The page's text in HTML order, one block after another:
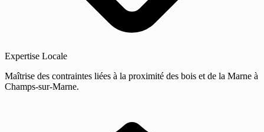
Expertise Locale
Maîtrise des contraintes liées à la proximité des bois et de la Marne à
Champs-sur-Marne.